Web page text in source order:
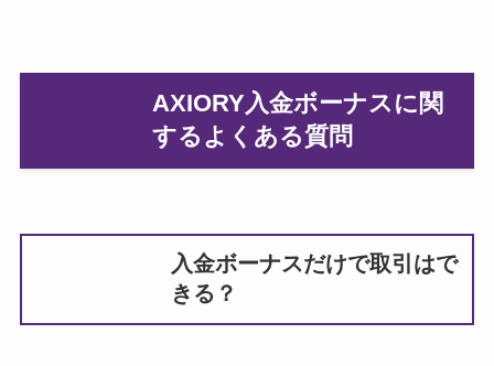
AXIORY入金ボーナスに関
するよくある質問
入金ボーナスだけで取引はで
きる？